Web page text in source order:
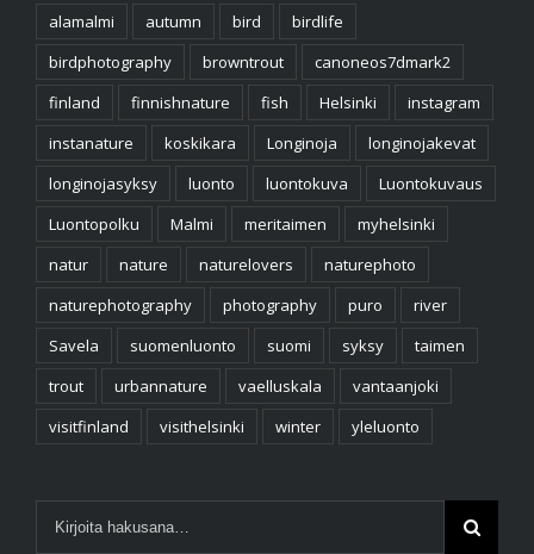
alamalmi autumn bird
birdlife
birdphotography
browntrout
canoneos7dmark2
finland
finnishnature fish Helsinki
instagram
instanature
koskikara Longinoja
longinojakevat
longinojasyksy
luonto luontokuva
Luontokuvaus
Luontopolku
Malmi meritaimen
myhelsinki
natur
nature naturelovers
naturephoto
naturephotography
photography puro
river
Savela
suomenluonto suomi syksy
taimen
trout
urbannature vaelluskala
vantaanjoki
visitfinland
visithelsinki winter yleluonto